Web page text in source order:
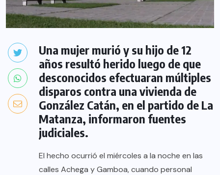
Una mujer murió y su hijo de 12
años resultó herido luego de que
desconocidos efectuaran múltiples
disparos contra una vivienda de
González Catán, en el partido de La
Matanza, informaron fuentes
judiciales.
El hecho ocurrió el miércoles a la noche en las
calles Achega y Gamboa, cuando personal